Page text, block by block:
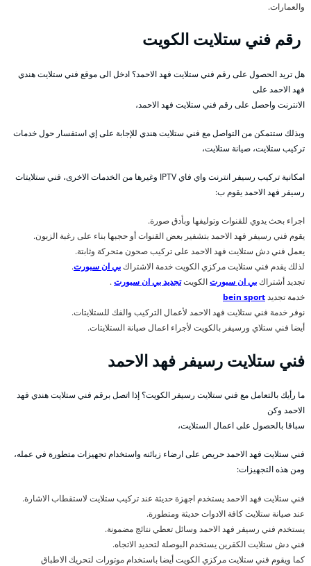
والعمارات.
رقم فني ستلايت الكويت
هل تريد الحصول على رقم فني ستلايت فهد الاحمد؟ ادخل الى موقع فني ستلايت هندي
فهد الاحمد على
الانترنت واحصل على رقم فني ستلايت فهد الاحمد،
وبذلك ستتمكن من التواصل مع فني ستلايت هندي للإجابة على إي استفسار حول خدمات
تركيب ستلايت، صيانة ستلايت،
امكانية تركيب رسيفر انترنت واي فاي IPTV وغيرها من الخدمات الاخرى، فني ستلايتات
رسيفر فهد الاحمد يقوم ب:
اجراء بحث يدوي للقنوات وتوليفها وبأدق صورة.
يقوم فني رسيفر فهد الاحمد بتشفير بعض القنوات أو حجبها بناء على رغبة الزبون.
يعمل فني دش ستلايت فهد الاحمد على تركيب صحون متحركة وثابتة.
لذلك يقدم فني ستلايت مركزي الكويت خدمة الاشتراكبي ان سبورت.
تجديد أشتراكبي ان سبورتالكويتتجديد بي ان سبورت.
خدمة تجديدbein sport
نوفر خدمة فني ستلايت فهد الاحمد لأعمال التركيب والفك للستلايتات.
أيضا فني ستلاي ورسيفر بالكويت لأجراء اعمال صيانة الستلايتات.
فني ستلايت رسيفر فهد الاحمد
ما رأيك بالتعامل مع فني ستلايت رسيفر الكويت؟ إذا اتصل برقم فني ستلايت هندي فهد
الاحمد وكن
سباقا بالحصول على اعمال الستلايت،
فني ستلايت فهد الاحمد حريص على ارضاء زبائنه واستخدام تجهيزات متطورة في عمله،
ومن هذه التجهيزات:
فني ستلايت فهد الاحمد يستخدم اجهزة حديثة عند تركيب ستلايت لاستقطاب الاشارة.
عند صيانة ستلايت كافة الادوات حديثة ومتطورة.
يستخدم فني رسيفر فهد الاحمد وسائل تعطي نتائج مضمونة.
فني دش ستلايت الكقرين يستخدم البوصلة لتحديد الاتجاه.
كما ويقوم فني ستلايت مركزي الكويت أيضا باستخدام موتورات لتحريك الاطباق